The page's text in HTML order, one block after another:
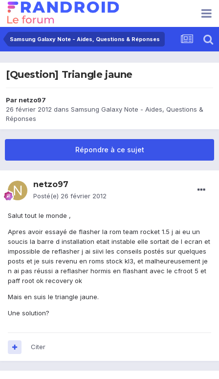
Samsung Galaxy Note - Aides, Questions & Réponses
[Question] Triangle jaune
Par netzo97
26 février 2012 dans Samsung Galaxy Note - Aides, Questions &
Réponses
Répondre à ce sujet
netzo97
Posté(e) 26 février 2012
Salut tout le monde ,
Apres avoir essayé de flasher la rom team rocket 1.5 j ai eu un
soucis la barre d installation etait instable elle sortait de l ecran et
impossible de reflasher j ai siivi les conseils postés sur quelques
posts et je suis revenu en roms stock kl3, et malheureusement je
n ai pas réussi a reflasher hormis en flashant avec le cfroot 5 et
paff root ok recovery ok
Mais en suis le triangle jaune.
Une solution?
Citer